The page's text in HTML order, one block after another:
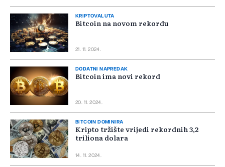
KRIPTOVALUTA
Bitcoin na novom rekordu
21. 11. 2024.
DODATNI NAPREDAK
Bitcoin ima novi rekord
20. 11. 2024.
BITCOIN DOMINIRA
Kripto tržište vrijedi rekordnih 3,2
triliona dolara
14. 11. 2024.